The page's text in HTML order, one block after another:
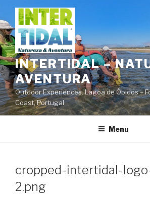
Saltar
para
o
conteúdo
INTERTIDAL –
AVENTURA
Outdoor Experiences. Lagoa de Óbidos –
Coast, Portugal
Menu
cropped-intertidal-
2.png